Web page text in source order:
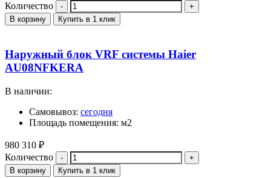
Количество
В корзину Купить в 1 клик
Наружный блок VRF системы Haier
AU08NFKERA
В наличии:
Самовывоз: сегодня
Площадь помещения: м2
980 310 ₽
Количество
В корзину Купить в 1 клик